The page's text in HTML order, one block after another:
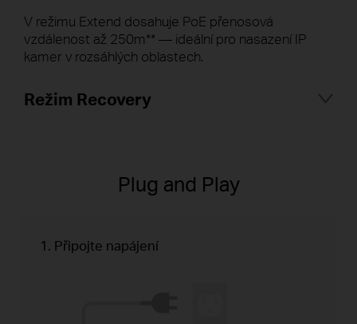
V režimu Extend dosahuje PoE přenosová
vzdálenost až 250m** — ideální pro nasazení IP
kamer v rozsáhlých oblastech.
Režim Recovery
detekovat a restartovat PD zařízení, jako jsou
kamery a AP, když dojde k výpadku nebo
Plug and Play
1. Připojte napájení